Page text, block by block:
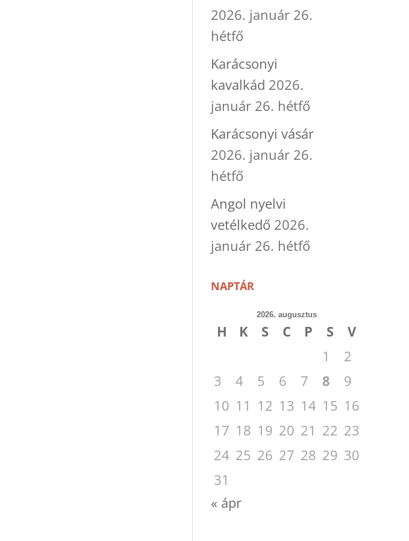
2026. január 26.
hétfő
Karácsonyi
kavalkád 2026.
január 26. hétfő
Karácsonyi vásár
2026. január 26.
hétfő
Angol nyelvi
vetélkedő 2026.
január 26. hétfő
NAPTÁR
2026. augusztus
H K S C P S
V
1
2
3
4 5 6 7 8
9
10 11 12 13 14 15 16
17 18 19 20 21 22 23
24 25 26 27 28 29 30
31
« ápr